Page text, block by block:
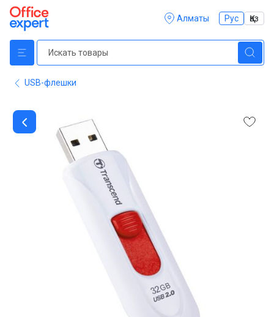
Алматы Рус Қаз
USB-флешки